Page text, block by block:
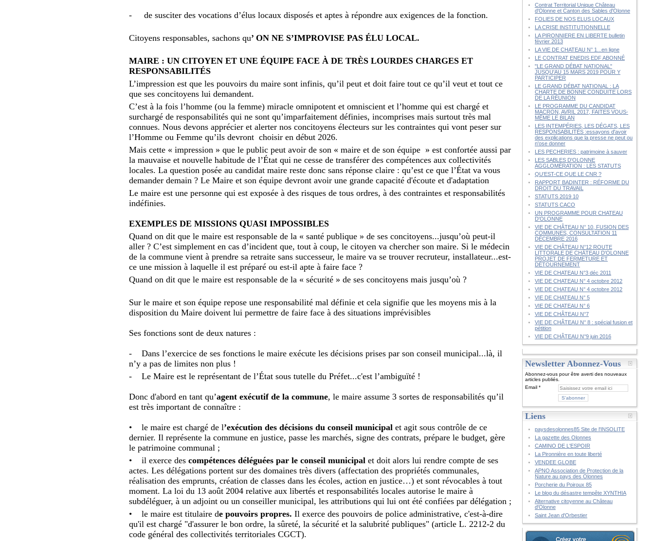
- de susciter des vocations d’élus locaux disposés et aptes à répondre aux exigences de la fonction.
Citoyens responsables, sachons qu’ ON NE S’IMPROVISE PAS ÉLU LOCAL.
MAIRE : UN CITOYEN ET UNE ÉQUIPE FACE À DE TRÈS LOURDES CHARGES ET
RESPONSABILITÉS
L’impression est que les pouvoirs du maire sont infinis, qu’il peut et doit faire tout ce qu’il veut et tout ce
que ses concitoyens lui demandent.
C’est à la fois l’homme (ou la femme) miracle omnipotent et omniscient et l’homme qui est chargé et
surchargé de responsabilités qui ne sont qu’imparfaitement définies, incomprises mais surtout très mal
connues. Nous devons apprécier et alerter nos concitoyens électeurs sur les contraintes qui vont peser sur
l’Homme ou Femme qu’ils devront choisir en début 2026.
Mais cette « impression » que le public peut avoir de son « maire et de son équipe » est confortée aussi par
la mauvaise et nouvelle habitude de l’État qui ne cesse de transférer des compétences aux collectivités
locales. La question posée au candidat maire reste donc sans réponse claire : qu’est ce que l’État va vous
demander demain ? Le Maire et son équipe devront avoir une grande capacité d'écoute et d'adaptation
Le maire est une personne qui est exposée à des risques de tous ordres, à des contraintes et responsabilités
indéfinies.
EXEMPLES DE MISSIONS QUASI IMPOSSIBLES
Quand on dit que le maire est responsable de la « santé publique » de ses concitoyens...jusqu’où peut-il
aller ? C’est simplement en cas d’incident que, tout à coup, le citoyen va chercher son maire. Si le médecin
de la commune vient à prendre sa retraite sans successeur, le maire va se trouver recruteur, installateur...est-
ce une mission à laquelle il est préparé ou est-il apte à faire face ?
Quand on dit que le maire est responsable de la « sécurité » de ses concitoyens mais jusqu’où ?
Sur le maire et son équipe repose une responsabilité mal définie et cela signifie que les moyens mis à la
disposition du Maire doivent lui permettre de faire face à des situations imprévisibles
Ses fonctions sont de deux natures :
- Dans l’exercice de ses fonctions le maire exécute les décisions prises par son conseil municipal...là, il
n’y a pas de limites non plus !
- Le Maire est le représentant de l’État sous tutelle du Préfet...c'est l’ambiguïté !
Donc d'abord en tant qu’agent exécutif de la commune, le maire assume 3 sortes de responsabilités qu’il
est très important de connaître :
• le maire est chargé de l’exécution des décisions du conseil municipal et agit sous contrôle de ce
dernier. Il représente la commune en justice, passe les marchés, signe des contrats, prépare le budget, gère
le patrimoine communal ;
• il exerce des compétences déléguées par le conseil municipal et doit alors lui rendre compte de ses
actes. Les délégations portent sur des domaines très divers (affectation des propriétés communales,
réalisation des emprunts, création de classes dans les écoles, action en justice…) et sont révocables à tout
moment. La loi du 13 août 2004 relative aux libertés et responsabilités locales autorise le maire à
subdéléguer, à un adjoint ou un conseiller municipal, les attributions qui lui ont été confiées par délégation ;
• le maire est titulaire de pouvoirs propres. Il exerce des pouvoirs de police administrative, c'est-à-dire
qu'il est chargé "d'assurer le bon ordre, la sûreté, la sécurité et la salubrité publiques" (article L. 2212-2 du
code général des collectivités territoriales CGCT).
Contrat Territorial Unique Château
d'Olonne et Canton des Sables d'Olonne
FOLIES DE NOS ELUS LOCAUX
LA CRISE INSTITUTIONNELLE
LA PIRONNIERE EN LIBERTE bulletin
février 2013
LA VIE DE CHATEAU N° 1...en ligne
LE CONTRAT ENEDIS EDF ABONNÉ
"LE GRAND DÉBAT NATIONAL"
JUSQU'AU 15 MARS 2019 POUR Y
PARTICIPER
LE GRAND DÉBAT NATIONAL : LA
CHARTE DE BONNE CONDUITE LORS
DE LA RÉUNION
LE PROGRAMME DU CANDIDAT
MACRON, AVRIL 2017, FAITES VOUS-
MÊME LE BILAN
LES INTEMPÉRIES, LES DÉGATS, LES
RESPONSABILITÉS :essayons d'avoir
des explications que la presse ne peut ou
n'ose donner
LES PECHERIES : patrimoine à sauver
LES SABLES D'OLONNE
AGGLOMÉRATION : LES STATUTS
QU’EST-CE QUE LE CNR ?
RAPPORT BADINTER : RÉFORME DU
DROIT DU TRAVAIL
STATUTS 2019 10
STATUTS CACO
UN PROGRAMME POUR CHATEAU
D'OLONNE
VIE DE CHÂTEAU N° 10, FUSION DES
COMMUNES, CONSULTATION 11
DÉCEMBRE 2016
VIE DE CHÂTEAU N°12 ROUTE
LITTORALE DE CHÂTEAU D'OLONNE
PROJET DE FERMETURE ET
DÉTOURNEMENT
VIE DE CHATEAU N°3 déc 2011
VIE DE CHATEAU N° 4 octobre 2012
VIE DE CHATEAU N° 4 octobre 2012
VIE DE CHATEAU N° 5
VIE DE CHATEAU N° 6
VIE DE CHÂTEAU N°7
VIE DE CHÂTEAU N° 8 : spécial fusion et
pétition
VIE DE CHÂTEAU N°9 juin 2016
Newsletter Abonnez-Vous
Abonnez-vous pour être averti des nouveaux
articles publiés.
Email
Liens
paysdesolonnes85 Site de l'INSOLITE
La gazette des Olonnes
CAMINO DE L'ESPOIR
La Pironnière en toute liberté
VENDEE GLOBE
APNO Association de Protection de la
Nature au pays des Olonnes
Porcherie du Poiroux 85
Le blog du désastre tempête XYNTHIA
Alternative citoyenne au Château
d'Olonne
Saint Jean d'Orbestier